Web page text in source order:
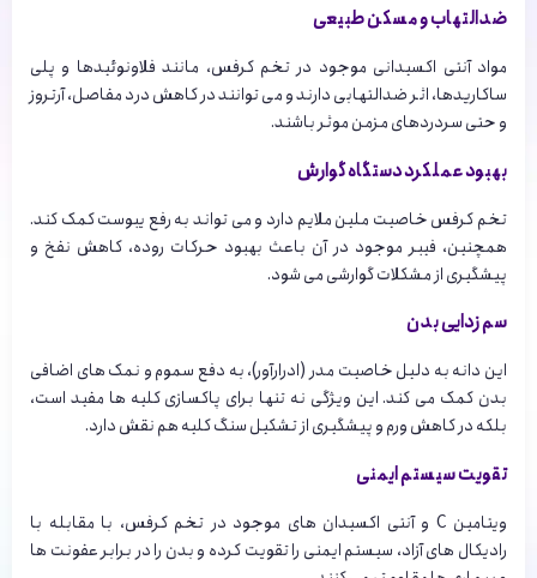
ضدالتهاب و مسکن طبیعی
مواد آنتی اکسیدانی موجود در تخم کرفس، مانند فلاونوئیدها و پلی
ساکاریدها، اثر ضدالتهابی دارند و می توانند در کاهش درد مفاصل، آرتروز
و حتی سردردهای مزمن موثر باشند.
بهبود عملکرد دستگاه گوارش
تخم کرفس خاصیت ملین ملایم دارد و می تواند به رفع یبوست کمک کند.
همچنین، فیبر موجود در آن باعث بهبود حرکات روده، کاهش نفخ و
پیشگیری از مشکلات گوارشی می شود.
سم زدایی بدن
این دانه به دلیل خاصیت مدر (ادرارآور)، به دفع سموم و نمک های اضافی
بدن کمک می کند. این ویژگی نه تنها برای پاکسازی کلیه ها مفید است،
بلکه در کاهش ورم و پیشگیری از تشکیل سنگ کلیه هم نقش دارد.
تقویت سیستم ایمنی
ویتامین C و آنتی اکسیدان های موجود در تخم کرفس، با مقابله با
رادیکال های آزاد، سیستم ایمنی را تقویت کرده و بدن را در برابر عفونت ها